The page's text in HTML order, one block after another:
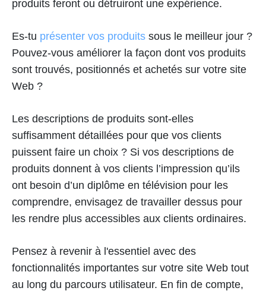
produits feront ou détruiront une expérience.
Es-tu présenter vos produits sous le meilleur jour ?
Pouvez-vous améliorer la façon dont vos produits
sont trouvés, positionnés et achetés sur votre site
Web ?
Les descriptions de produits sont-elles
suffisamment détaillées pour que vos clients
puissent faire un choix ? Si vos descriptions de
produits donnent à vos clients l’impression qu’ils
ont besoin d’un diplôme en télévision pour les
comprendre, envisagez de travailler dessus pour
les rendre plus accessibles aux clients ordinaires.
Pensez à revenir à l'essentiel avec des
fonctionnalités importantes sur votre site Web tout
au long du parcours utilisateur. En fin de compte,